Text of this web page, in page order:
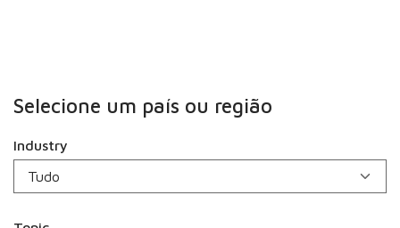
Selecione um país ou região
Industry